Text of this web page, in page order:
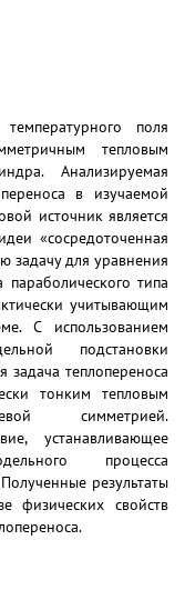
поля
тепловым
Анализируемая
в изучаемой
источник является
«сосредоточенная
задачу для уравнения
типа
учитывающим
С использованием
подстановки
теплопереноса
тонким тепловым
симметрией.
устанавливающее
процесса
результаты
физических свойств